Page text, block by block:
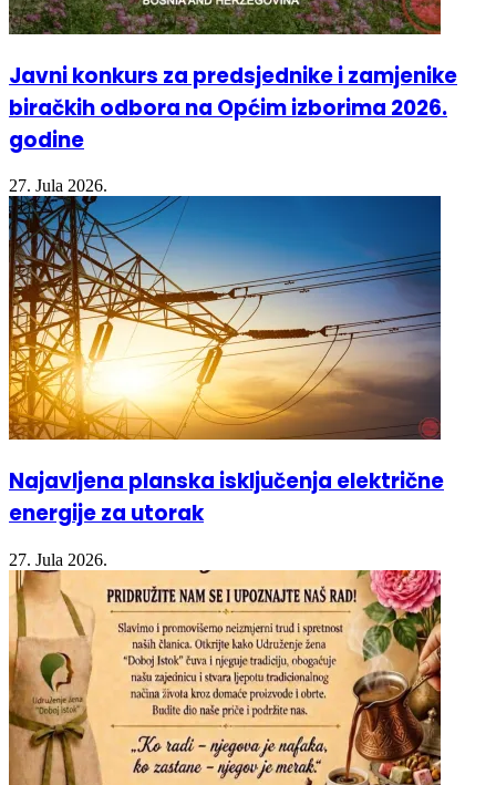
Javni konkurs za predsjednike i zamjenike
biračkih odbora na Općim izborima 2026.
godine
27. Jula 2026.
Najavljena planska isključenja električne
energije za utorak
27. Jula 2026.